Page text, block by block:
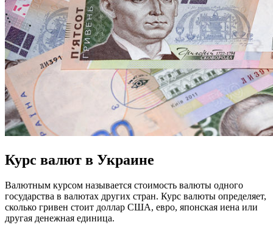
Курс валют в Украине
Валютным курсом называется стоимость валюты одного
государства в валютах других стран. Курс валюты определяет,
сколько гривен стоит доллар США, евро, японская иена или
другая денежная единица.